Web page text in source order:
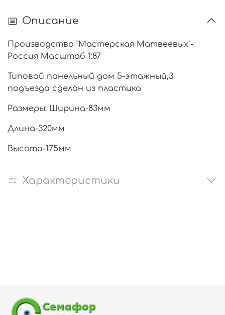
Описание
Производство "Мастерская Матвеевых"-
Россия Масштаб 1:87
Типовой панельный дом 5-этажный,3
подъезда сделан из пластика
Размеры: Ширина-83мм
Длина-320мм
Высота-175мм
Характеристики